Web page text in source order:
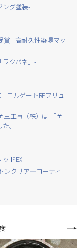
ング塗装-
賞 - 高耐久性築堤マッ
ラクパネ」-
コルゲートRFフリュ
三工事（株）は 「岡
。
ドEX -
ンクリア―コーティ